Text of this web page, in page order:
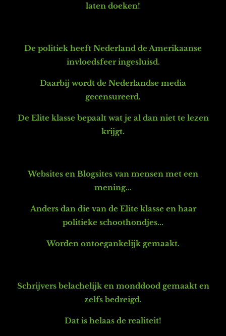
laten doeken!
De politiek heeft Nederland de Amerikaanse
invloedsfeer ingesluisd.
Daarbij wordt de Nederlandse media
gecensureerd.
De Elite klasse bepaalt wat je al dan niet te lezen
krijgt.
Websites en Blogsites van mensen met een
mening...
Anders dan die van de Elite klasse en haar
politieke schoothondjes...
Worden ontoegankelijk gemaakt.
Schrijvers belachelijk en monddood gemaakt en
zelfs bedreigd.
Dat is helaas de realiteit!